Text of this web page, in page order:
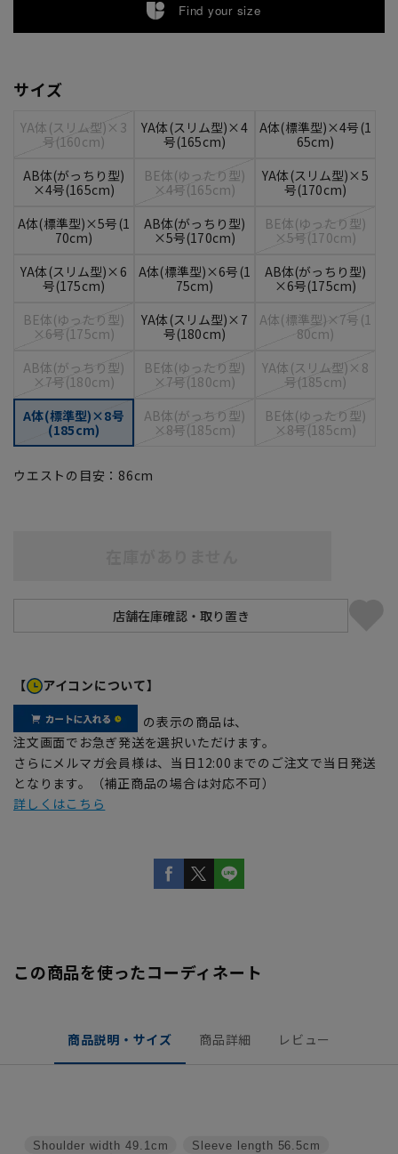
Find your size
サイズ
YA体(スリム型)×3
号(160cm)
YA体(スリム型)×4
号(165cm)
A体(標準型)×4号(1
65cm)
AB体(がっちり型)
×4号(165cm)
BE体(ゆったり型)
×4号(165cm)
YA体(スリム型)×5
号(170cm)
A体(標準型)×5号(1
70cm)
AB体(がっちり型)
×5号(170cm)
BE体(ゆったり型)
×5号(170cm)
YA体(スリム型)×6
号(175cm)
A体(標準型)×6号(1
75cm)
AB体(がっちり型)
×6号(175cm)
BE体(ゆったり型)
×6号(175cm)
YA体(スリム型)×7
号(180cm)
A体(標準型)×7号(1
80cm)
AB体(がっちり型)
×7号(180cm)
BE体(ゆったり型)
×7号(180cm)
YA体(スリム型)×8
号(185cm)
A体(標準型)×8号
(185cm)
AB体(がっちり型)
×8号(185cm)
BE体(ゆったり型)
×8号(185cm)
ウエストの目安： 86cm
【 アイコンについて】
の表示の商品は、
注文画面でお急ぎ発送を選択いただけます。
さらにメルマガ会員様は、当日12:00までのご注文で当日発送
となります。（補正商品の場合は対応不可）
詳しくはこちら
この商品を使ったコーディネート
商品説明・サイズ 商品詳細 レビュー
Sleeve length 56.5cm
Shoulder width 49.1cm